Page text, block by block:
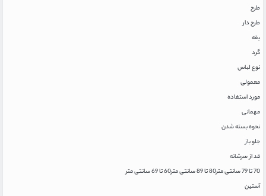
طرح
طرح دار
یقه
گرد
نوع لباس
معمولی
مورد استفاده
مهمانی
نحوه بسته شدن
جلو باز
قد از سرشانه
70 تا 79 سانتی متر
80 تا 89 سانتی متر
60 تا 69 سانتی متر
آستین